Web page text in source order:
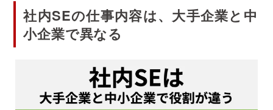
社内SEの仕事内容は、大手企業と中
小企業で異なる